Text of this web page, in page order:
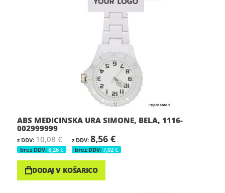
ABS MEDICINSKA URA SIMONE, BELA, 1116-
002999999
10,08 €
8,26 €
8,56 €
7,02 €
DODAJ V KOŠARICO